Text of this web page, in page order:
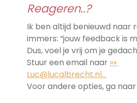
Reageren..?
Ik ben altijd benieuwd naar
immers: “jouw feedback is
Dus, voel je vrij om je
Stuur een email naar »»
Luc@lucalbrecht.nl…
Voor andere opties, ga naar